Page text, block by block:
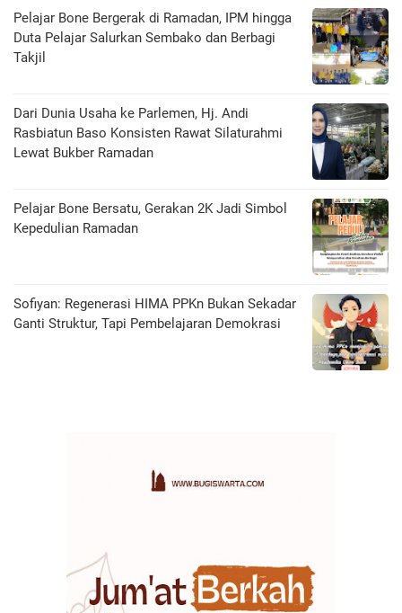
Pelajar Bone Bergerak di Ramadan, IPM hingga
Duta Pelajar Salurkan Sembako dan Berbagi
Takjil
Dari Dunia Usaha ke Parlemen, Hj. Andi
Rasbiatun Baso Konsisten Rawat Silaturahmi
Lewat Bukber Ramadan
Pelajar Bone Bersatu, Gerakan 2K Jadi Simbol
Kepedulian Ramadan
Sofiyan: Regenerasi HIMA PPKn Bukan Sekadar
Ganti Struktur, Tapi Pembelajaran Demokrasi